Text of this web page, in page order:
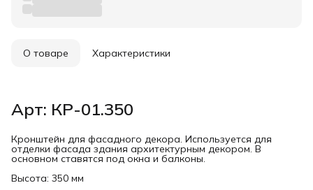
О товаре Характеристики
Арт: КР-01.350
Кронштейн для фасадного декора. Используется для
отделки фасада здания архитектурным декором. В
основном ставятся под окна и балконы.
Высота: 350 мм